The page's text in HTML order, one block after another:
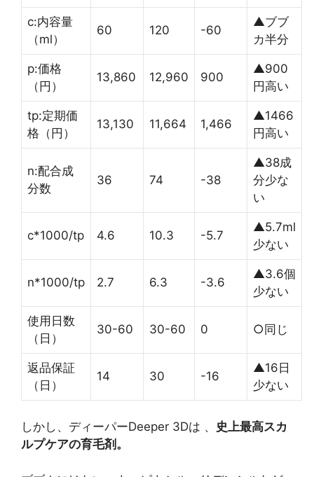
c:内容量
（ml）
60 120 -60
▲ブブ
カ半分
p:価格
（円）
13,860 12,960 900
▲900
円高い
tp:定期価
格（円）
13,130 11,664 1,466
▲1466
円高い
n:配合成
分数
36 74 -38
▲38成
分少な
い
c*1000/tp 4.6 10.3 -5.7
▲5.7ml
少ない
n*1000/tp 2.7 6.3 -3.6
▲3.6個
少ない
使用日数
（日）
30-60 30-60 0 ○同じ
返品保証
（日）
14 30 -16
▲16日
少ない
しかし、ディーパーDeeper 3Dは 、 史上最高スカ
ルプケアの育毛剤。